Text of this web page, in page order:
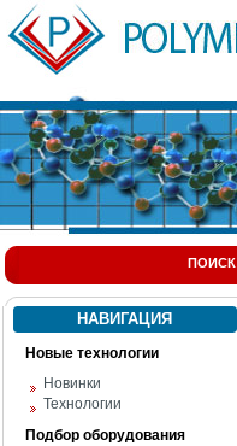
ПОИСК
НАВИГАЦИЯ
Новые технологии
Новинки
Технологии
Подбор оборудования